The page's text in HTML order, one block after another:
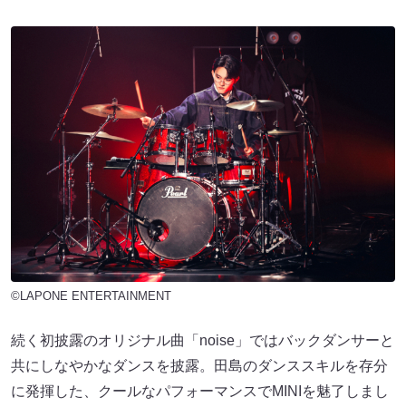
©LAPONE ENTERTAINMENT
続く初披露のオリジナル曲「noise」ではバックダンサーと
共にしなやかなダンスを披露。田島のダンススキルを存分
に発揮した、クールなパフォーマンスでMINIを魅了しまし